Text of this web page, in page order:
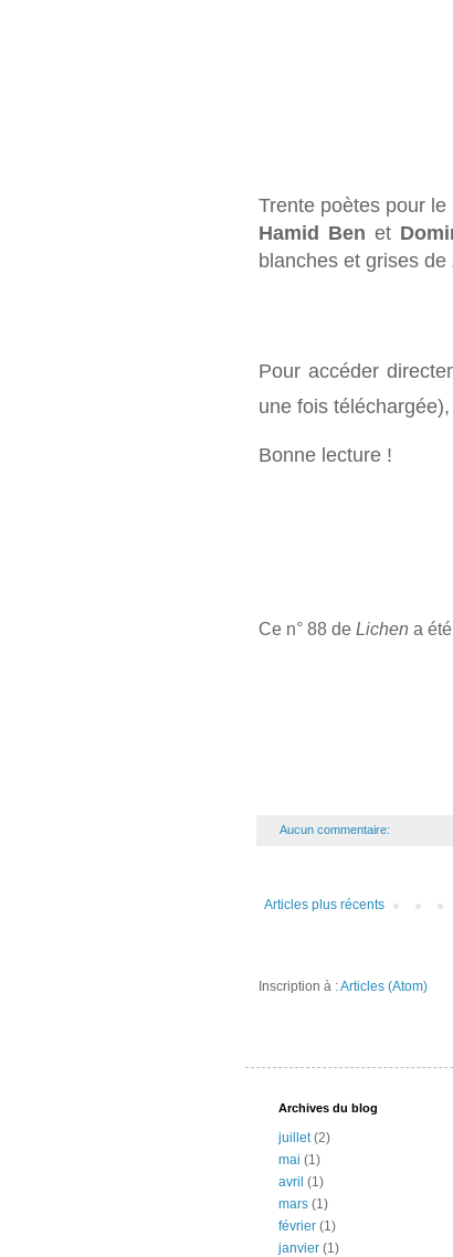
Trente poètes pour
Hamid Benet
blanches et grises de
Pour accéder
une fois
Bonne lecture !
Ce n° 88 de Lichen a
Aucun commentaire:
Articles plus récents
Inscription à :Articles (Atom)
Archives du blog
juillet(2)
mai (1)
avril (1)
mars (1)
février (1)
janvier (1)